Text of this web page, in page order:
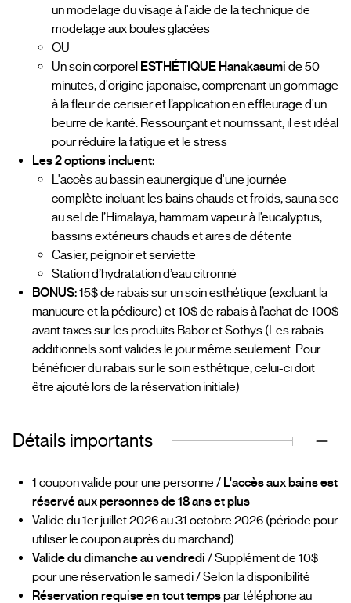
un modelage du visage à l'aide de la technique de
modelage aux boules glacées
OU
Un soin corporel ESTHÉTIQUE Hanakasumi de 50
minutes, d'origine japonaise, comprenant un gommage
à la fleur de cerisier et l’application en effleurage d'un
beurre de karité. Ressourçant et nourrissant, il est idéal
pour réduire la fatigue et le stress
Les 2 options incluent:
L'accès au bassin eaunergique d'une journée
complète incluant les bains chauds et froids, sauna sec
au sel de l’Himalaya, hammam vapeur à l’eucalyptus,
bassins extérieurs chauds et aires de détente
Casier, peignoir et serviette
Station d’hydratation d’eau citronné
BONUS:15$ de rabais sur un soin esthétique (excluant la
manucure et la pédicure) et 10$ de rabais à l’achat de 100$
avant taxes sur les produits Babor et Sothys (Les rabais
additionnels sont valides le jour même seulement. Pour
bénéficier du rabais sur le soin esthétique, celui-ci doit
être ajouté lors de la réservation initiale)
Détails importants
1 coupon valide pour une personne / L'accès aux bains est
réservé aux personnes de 18 ans et plus
Valide du 1er juillet 2026 au 31 octobre 2026 (période pour
utiliser le coupon auprès du marchand)
Valide du dimanche au vendredi / Supplément de 10$
pour une réservation le samedi / Selon la disponibilité
Réservation requise en tout tempspar téléphone au